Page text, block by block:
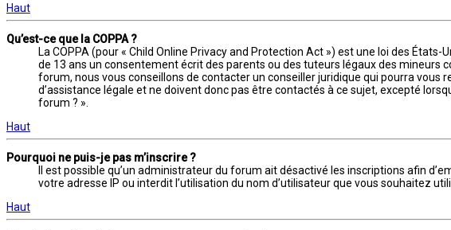
Haut
Qu’est-ce que la COPPA ?
La COPPA (pour « Child Online Privacy and Protection Act ») est une loi des
de 13 ans un consentement écrit des parents ou des tuteurs légaux des mineurs
forum, nous vous conseillons de contacter un conseiller juridique qui pourra
d’assistance légale et ne doivent donc pas être contactés à ce sujet, excepté
forum ? ».
Haut
Pourquoi ne puis-je pas m’inscrire ?
Il est possible qu’un administrateur du forum ait désactivé les inscriptions afin
votre adresse IP ou interdit l’utilisation du nom d’utilisateur que vous souhaitez
Haut